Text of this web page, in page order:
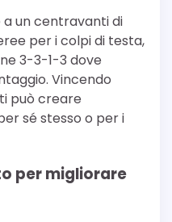
un centravanti di
per i colpi di testa,
3-3-1-3 dove
Vincendo
può creare
sé stesso o per i
per migliorare